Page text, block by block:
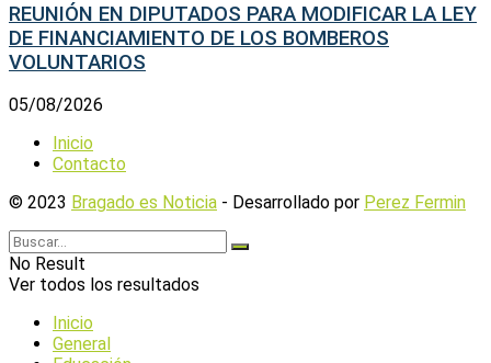
REUNIÓN EN DIPUTADOS PARA MODIFICAR LA LEY
DE FINANCIAMIENTO DE LOS BOMBEROS
VOLUNTARIOS
05/08/2026
Inicio
Contacto
© 2023 Bragado es Noticia - Desarrollado por Perez Fermin
No Result
Ver todos los resultados
Inicio
General